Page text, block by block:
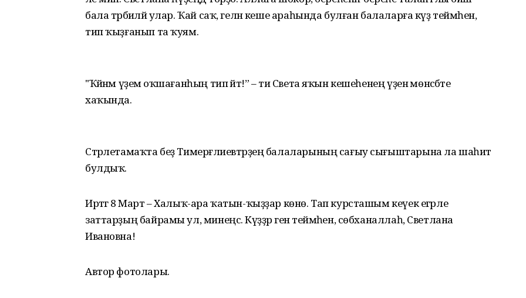
бала тәрбиәләй улар. Ҡай саҡ, гелән кеше араһында булған балаларға күҙ теймәһен,
тип ҡыҙғанып та ҡуям.
"Ҡәйнәм үҙемә оҡшағанһың тип әйтә!” – ти Света яҡын кешеһенең үҙенә мөнәсәбәте
хаҡында.
Стәрлетамаҡта беҙ Тимерғәлиевтәрҙең балаларының сағыу сығыштарына ла шаһит
булдыҡ.
Иртәгә 8 Март – Халыҡ-ара ҡатын-ҡыҙҙар көнө. Тап курсташым кеүек егәрле
заттарҙың байрамы ул, минеңсә. Күҙҙәр генә теймәһен, сөбханаллаһ, Светлана
Ивановна!
Автор фотолары.